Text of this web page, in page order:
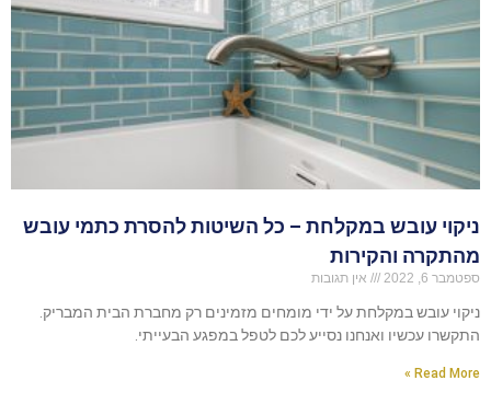
ניקוי עובש במקלחת – כל השיטות להסרת כתמי עובש
מהתקרה והקירות
ספטמבר 6, 2022 אין תגובות
ניקוי עובש במקלחת על ידי מומחים מזמינים רק מחברת הבית המבריק.
התקשרו עכשיו ואנחנו נסייע לכם לטפל במפגע הבעייתי.
Read More »